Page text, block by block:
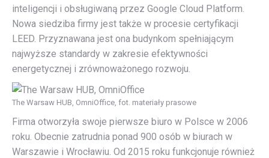
inteligencji i obsługiwaną przez Google Cloud Platform.
Nowa siedziba firmy jest także w procesie certyfikacji
LEED. Przyznawana jest ona budynkom spełniającym
najwyższe standardy w zakresie efektywności
energetycznej i zrównoważonego rozwoju.
The Warsaw HUB, OmniOffice, fot. materiały prasowe
Firma otworzyła swoje pierwsze biuro w Polsce w 2006
roku. Obecnie zatrudnia ponad 900 osób w biurach w
Warszawie i Wrocławiu. Od 2015 roku funkcjonuje również